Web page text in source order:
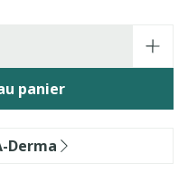
panier
Derma